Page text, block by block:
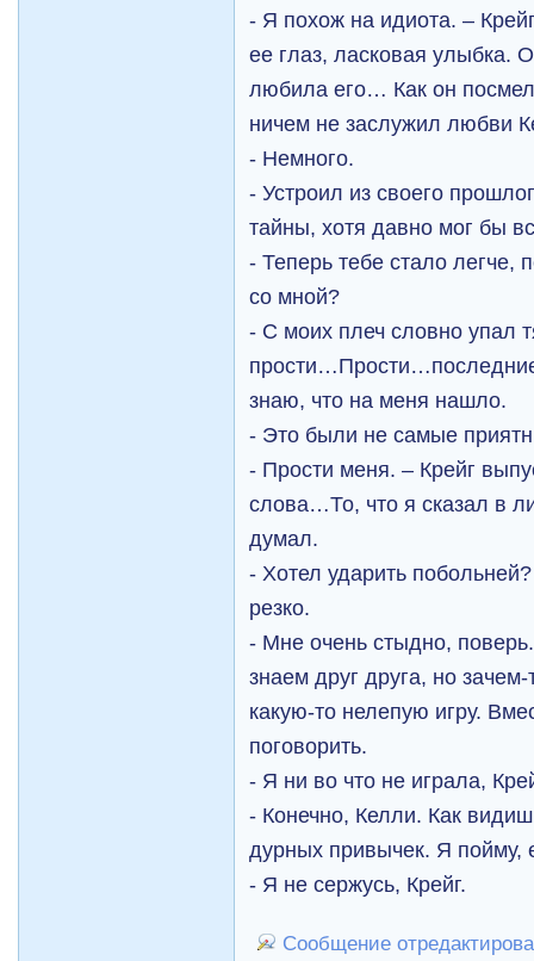
- Я похож на идиота. –
ее глаз, ласковая улыбка.
любила его… Как он
ничем не заслужил любви
- Немного.
- Устроил из своего
тайны, хотя давно мог бы
- Теперь тебе стало легче,
со мной?
- С моих плеч словно упал
знаю, что на меня нашло.
- Это были не самые
- Прости меня. – Крейг
слова…То, что я сказал в
думал.
- Хотел ударить
резко.
- Мне очень стыдно,
знаем друг друга, но
какую-то нелепую игру.
поговорить.
- Я ни во что не играла,
- Конечно, Келли. Как
дурных привычек. Я
- Я не сержусь, Крейг.
Сообщение